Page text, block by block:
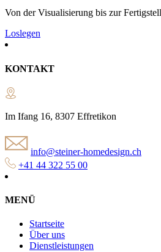
Von der Visualisierung bis zur
Loslegen
KONTAKT
Im Ifang 16, 8307 Effretikon
info@steiner-homedesign.ch
+41 44 322 55 00
MENÜ
Startseite
Über uns
Dienstleistungen